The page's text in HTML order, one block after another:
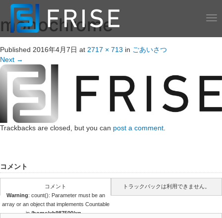
T
g
n
v
i
monochrome
Published 2016年4月7日 at 2717 × 713 in ごあいさつ
Next →
Trackbacks are closed, but you can post a comment
コメント
コメント
Warning: count(): Parameter must be an
array or an object that implements Countable
in/home/xb987500/xn--
トラックバックは利用できません。